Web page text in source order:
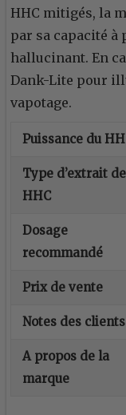
HHC mitigés, la
par sa capacité
hallucinant. En
Dank-Lite pour
vapotage.
Puissance du
Type d’extrait de
HHC
Dosage
recommandé
Prix de vente
Notes des clients
A propos de la
marque